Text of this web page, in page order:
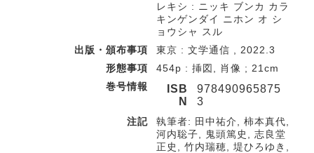
レキシ : ニッキ ブンカ カラ
キンゲンダイ ニホン オ シ
ョウシャ スル
出版・頒布事項
東京 : 文学通信 , 2022.3
形態事項
454p : 挿図, 肖像 ; 21cm
巻号情報
ISB
N
978490965875
3
注記
執筆者: 田中祐介, 柿本真代,
河内聡子, 鬼頭篤史, 志良堂
正史, 竹内瑞穂, 堤ひろゆき,